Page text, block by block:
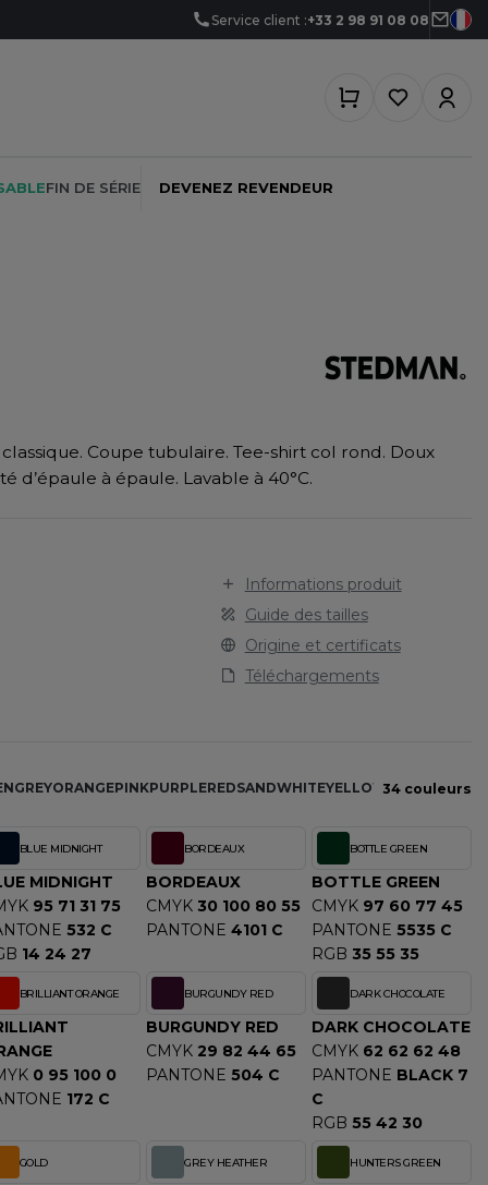
Service client :+33 2 98 91 08 08
SWEAT-SHIRT
TABLIER
VESTE - BLOUSON
SPLASHMACS
STARWORLD
THE ONE TOWELLING
VESTI
WESTFORD MILL
RESTAURATION
SANTÉ
FIN DE SÉRIE DEVENEZ REVENDEUR
Coupe tubulaire. Tee-shirt col rond. Doux
d’épaule à épaule. Lavable à 40°C.
Informations produit
Guide des tailles
Origine et certificats
Téléchargements
GREYORANGEPINKPURPLEREDSANDWHITEYELLOW34 couleurs
BLUE MIDNIGHT
MIDNIGHT
95 71 31 75
532 C
14 24 27
BORDEAUX
BORDEAUX
CMYK 30 100 80 55
PANTONE 4101 C
BOTTLE GREEN
BOTTLE GREEN
CMYK 97 60 77 45
PANTONE 5535 C
RGB 35 55 35
BRILLIANT ORANGE
0 95 100 0
172 C
BURGUNDY RED
BURGUNDY RED
CMYK 29 82 44 65
PANTONE 504 C
DARK CHOCOLATE
DARK CHOCOLATE
CMYK 62 62 62 48
PANTONE BLACK 7
C
RGB 55 42 30
GOLD GREY HEATHER HUNTERS GREEN